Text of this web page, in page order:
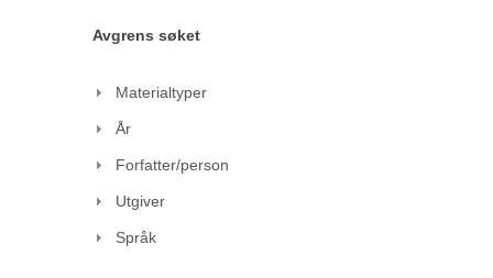
Avgrens søket
Materialtyper
År
Forfatter/person
Utgiver
Språk